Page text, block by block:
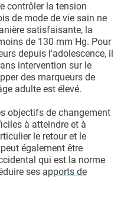
contrôler la tension
de mode de vie sain ne
satisfaisante, la
de 130 mm Hg. Pour
depuis l'adolescence, il
intervention sur le
des marqueurs de
adulte est élevé.
objectifs de changement
à atteindre et à
le retour et le
également être
qui est la norme
ses apports de